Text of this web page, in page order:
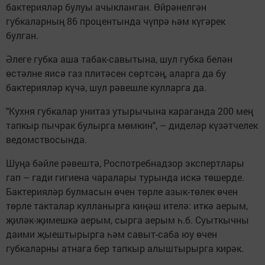
бактерияләр булуы ачыкланган. Өйрәнелгән
губкаларның 86 процентында чүпрә һәм күгәрек
булган.
Әлеге губка аша табак-савытына, шул губка белән
өстәлне яисә газ плитәсен сөртсәң, аларга да бу
бактерияләр күчә, шул рәвешле кулларга да.
"Кухня губкалар унитаз утырычына караганда 200 мең
тапкыр пычрак булырга мөмкин", – диделәр күзәтчелек
ведомствосында.
Шуңа бәйле рәвештә, Роспотребнадзор экспертлары
гап – гади гигиена чаралары турында искә төшерде.
Бактерияләр булмасын өчен төрле азык-төлек өчен
төрле такталар кулланырга киңәш ителә: иткә аерым,
җиләк-җимешкә аерым, сырга аерым һ.б. Суыткычны
даими җыештырырга һәм савыт-саба юу өчен
губкаларны атнага бер тапкыр алыштырырга кирәк.